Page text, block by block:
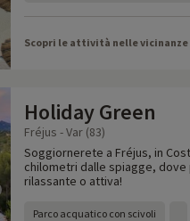
Scopri le attività nelle vicinanze
Holiday Green
Fréjus - Var (83)
Soggiornerete a Fréjus, in
chilometri dalle spiagge,
rilassante o attiva!
Parco acquatico con scivoli